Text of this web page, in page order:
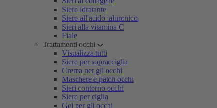
Siero idratante
Siero all'acido ialuronico
Sieri alla vitamina C
Fiale
Trattamenti occhi
Visualizza tutti
Siero per sopracciglia
Crema per gli occhi
Maschere e patch occhi
Sieri contorno occhi
Siero per ciglia
Gel per gli occhi